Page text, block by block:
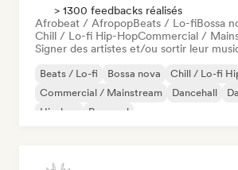
> 1300 feedbacks réalisés
Afrobeat / AfropopBeats / Lo-fiBossa
Chill / Lo-fi Hip-HopCommercial /
Signer des artistes et/ou sortir leur
Beats / Lo-fi Bossa nova
Chill / Lo-fi
Commercial / Mainstream
Dancehall
Hip-hop
Pop soul